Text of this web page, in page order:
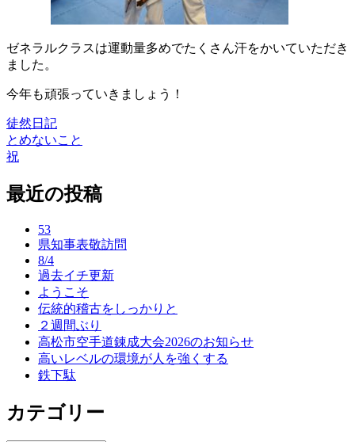
ゼネラルクラスは運動量多めでたくさん汗をかいていただき
ました。
今年も頑張っていきましょう！
徒然日記
投
稿
ナ
とめないこと
祝
最近の投稿
53
県知事表敬訪問
8/4
過去イチ更新
ようこそ
伝統的稽古をしっかりと
２週間ぶり
高松市空手道錬成大会2026のお知らせ
高いレベルの環境が人を強くする
鉄下駄
カテゴリー